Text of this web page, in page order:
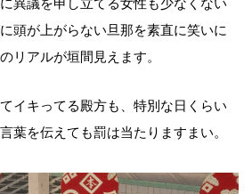
異議を申し立てる女性も少なくない
頭が上がらない旦那を素直に笑いに
リアルが垣間見えます。
イキってる殿方も、特別な日くらい
葉を伝えても罰は当たりますまい。